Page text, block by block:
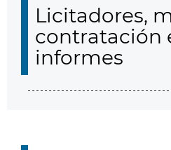
Licitadores,
contratación
informes